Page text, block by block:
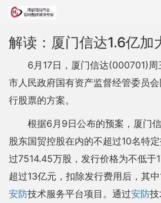
解读：厦门信达1.6亿加
6月17日，厦门信达(000701)周
市人民政府国有资产监督经管委员
行股票的方案。
根据6月9日公布的预案，厦门
股东国贸控股在内的不超过10名特
过7514.45万股，发行价格为不低于
超过13亿元，扣除发行费用后，其
安防技术服务平台项目。通过安防